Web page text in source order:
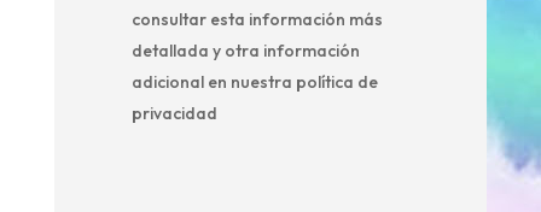
consultar esta información más
detallada y otra información
adicional en nuestra política de
privacidad